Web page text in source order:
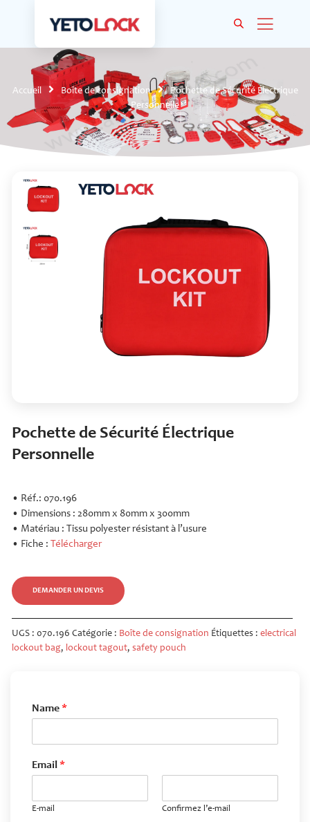
Accueil Boîte de consignation
Pochette de Sécurité Électrique
Personnelle
Pochette de Sécurité Électrique
Personnelle
• Réf.: 070.196
• Dimensions : 280mm x 80mm x 300mm
• Matériau : Tissu polyester résistant à l’usure
• Fiche : Télécharger
DEMANDER UN DEVIS
UGS : 070.196 Catégorie : Boîte de consignation Étiquettes : electrical
lockout bag, lockout tagout, safety pouch
Name*
Email *
E-mail Confirmez l’e-mail